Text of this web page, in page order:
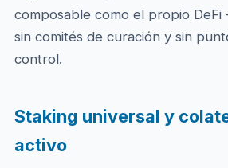
composable como el propio
sin comités de curación y sin
control.
Staking universal y
activo